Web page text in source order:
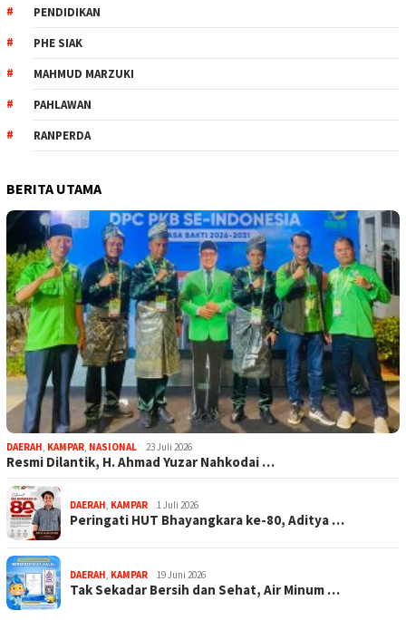
PENDIDIKAN
PHE SIAK
MAHMUD MARZUKI
PAHLAWAN
RANPERDA
BERITA UTAMA
DAERAH KAMPAR NASIONAL 23 Juli 2026
Resmi Dilantik, H. Ahmad Yuzar Nahkodai …
DAERAH KAMPAR 1 Juli 2026
Peringati HUT Bhayangkara ke-80, Aditya …
DAERAH KAMPAR 19 Juni 2026
Tak Sekadar Bersih dan Sehat, Air Minum …